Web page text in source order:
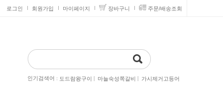
로그인 회원가입 마이페이지 장바구니 주문/배송조회
인기검색어 : 도드람왕구이 | 마늘숙성쪽갈비 | 가시제거고등어